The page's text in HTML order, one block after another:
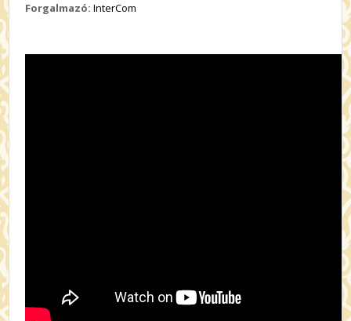
Forgalmazó: InterCom